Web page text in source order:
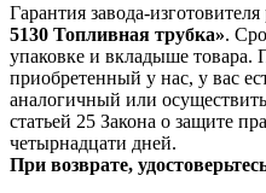
Гарантия завода-изготовителя
5130 Топливная трубка».
упаковке и вкладыше товара.
приобретенный у нас, у вас
аналогичный или
статьей 25 Закона о защите
четырнадцати дней.
При возврате,